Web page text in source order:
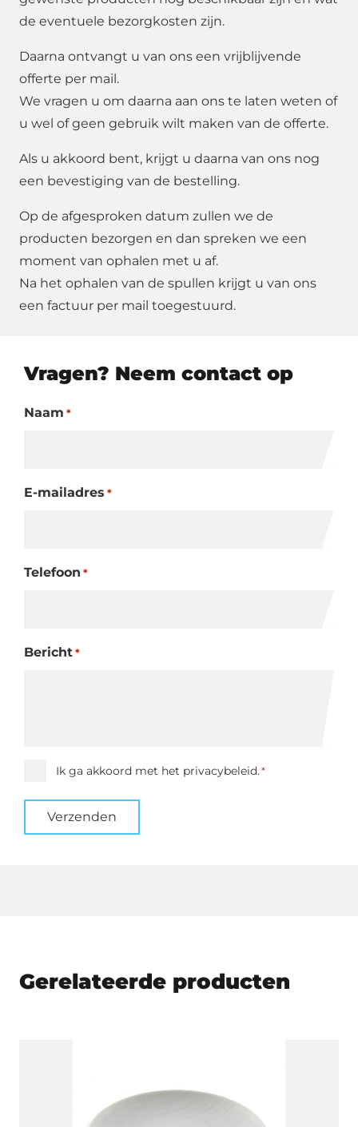
de eventuele bezorgkosten zijn.
Daarna ontvangt u van ons een vrijblijvende
offerte per mail.
We vragen u om daarna aan ons te laten weten of
u wel of geen gebruik wilt maken van de offerte.
Als u akkoord bent, krijgt u daarna van ons nog
een bevestiging van de bestelling.
Op de afgesproken datum zullen we de
producten bezorgen en dan spreken we een
moment van ophalen met u af.
Na het ophalen van de spullen krijgt u van ons
een factuur per mail toegestuurd.
Vragen? Neem contact op
Naam *
E-mailadres *
Telefoon *
Bericht *
Instemming
Ik ga akkoord met het privacybeleid.*
Verzenden
Gerelateerde producten